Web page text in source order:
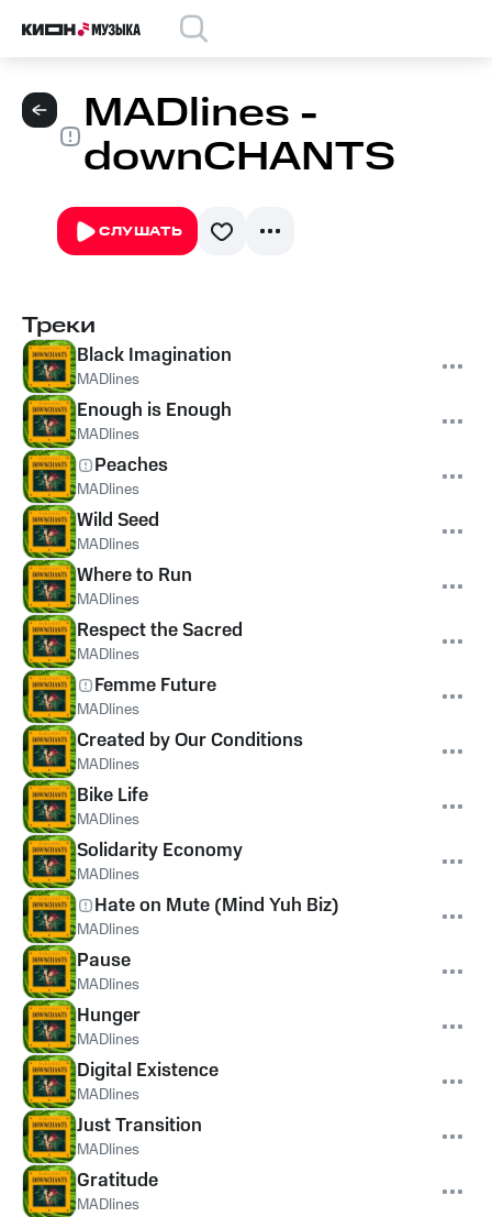
MADlines -
downCHANTS
СЛУШАТЬ
Треки
Black Imagination
MADlines
Enough is Enough
MADlines
Peaches
MADlines
Wild Seed
MADlines
Where to Run
MADlines
Respect the Sacred
MADlines
Femme Future
MADlines
Created by Our Conditions
MADlines
Bike Life
MADlines
Solidarity Economy
MADlines
Hate on Mute (Mind Yuh Biz)
MADlines
Pause
MADlines
Hunger
MADlines
Digital Existence
MADlines
Just Transition
MADlines
Gratitude
MADlines